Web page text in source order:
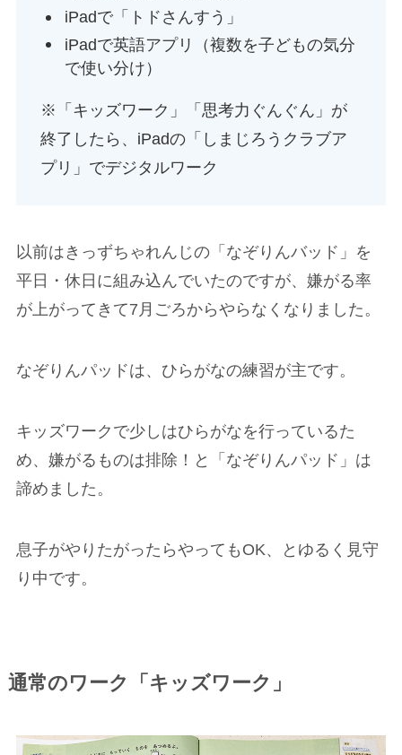
iPadで「トドさんすう」
iPadで英語アプリ（複数を子どもの気分
で使い分け）
※「キッズワーク」「思考力ぐんぐん」が
終了したら、iPadの「しまじろうクラブア
プリ」でデジタルワーク
以前はきっずちゃれんじの「なぞりんバッド」を
平日・休日に組み込んでいたのですが、嫌がる率
が上がってきて7月ごろからやらなくなりました。
なぞりんパッドは、ひらがなの練習が主です。
キッズワークで少しはひらがなを行っているた
め、嫌がるものは排除！と「なぞりんパッド」は
諦めました。
息子がやりたがったらやってもOK、とゆるく見守
り中です。
通常のワーク「キッズワーク」